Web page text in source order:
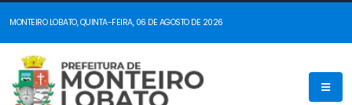
MONTEIRO LOBATO, QUINTA-FEIRA, 06 DE AGOSTO DE 2026